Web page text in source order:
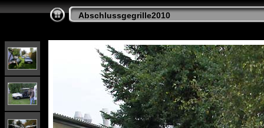
Abschlussgegrille2010